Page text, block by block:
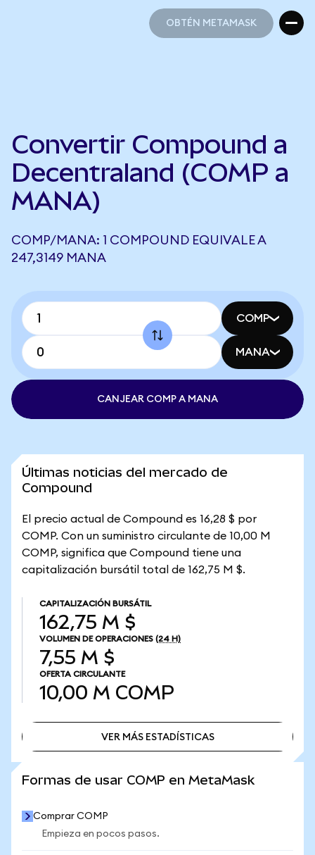
OBTÉN METAMASK
Convertir Compound a
Decentraland (COMP a
MANA)
COMP/MANA: 1 COMPOUND EQUIVALE A
247,3149 MANA
COMP
MANA
CANJEAR COMP A MANA
Últimas noticias del mercado de
Compound
El precio actual de Compound es 16,28 $ por
COMP. Con un suministro circulante de 10,00 M
COMP, significa que Compound tiene una
capitalización bursátil total de 162,75 M $.
CAPITALIZACIÓN BURSÁTIL
162,75 M $
VOLUMEN DE OPERACIONES (24 H)
7,55 M $
OFERTA CIRCULANTE
10,00 M COMP
VER MÁS ESTADÍSTICAS
Formas de usar COMP en MetaMask
Comprar COMP
Empieza en pocos pasos.